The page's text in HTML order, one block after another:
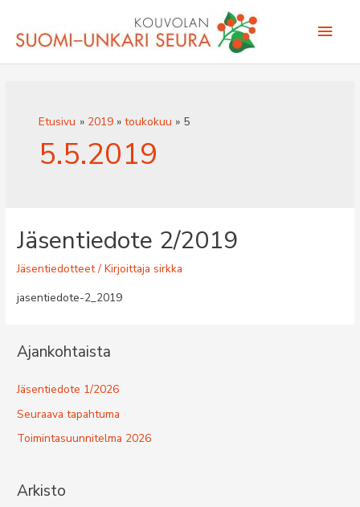
sisältöön
Etusivu 2019 toukokuu 5
5.5.2019
Jäsentiedote 2/2019
Jäsentiedotteet/ Kirjoittajasirkka
jasentiedote-2_2019
Ajankohtaista
Jäsentiedote 1/2026
Seuraava tapahtuma
Toimintasuunnitelma 2026
Arkisto